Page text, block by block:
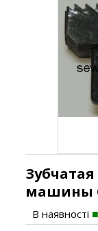
машины
В наявності